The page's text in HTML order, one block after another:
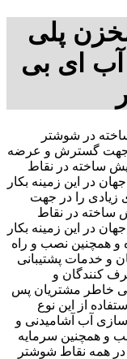
پلی
ای بی
در شوشتر
جهت گسترش و عرضه
ساخته در نقاط
در این زمینه بکار
را در جهت
در نقاط
در این زمینه بکار
و همچنین نصب و راه
و خدمات پشتیبانی
کنندگان و
خاطر مشتریان پس
از این نوع
آب آشامیدنی و
و همچنین سرمایه
همه نقاط شوشتر